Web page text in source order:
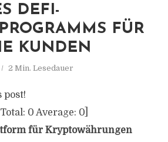
DEFI-
FÜR
KUNDEN
2 Min. Lesedauer
post!
[Total: 0 Average: 0]
für Kryptowährungen